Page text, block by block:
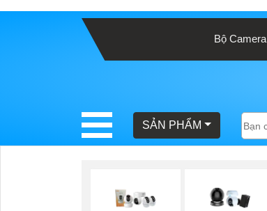
Bộ Camera
SẢN PHẨM